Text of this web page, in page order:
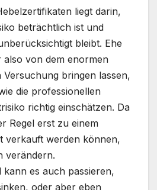
liegt darin,
beträchtlich ist und
bleibt. Ehe
also von dem enormen
Versuchung bringen lassen,
die professionellen
richtig einschätzen. Da
Regel erst zu einem
verkauft werden können,
verändern.
kann es auch passieren,
oder aber eben